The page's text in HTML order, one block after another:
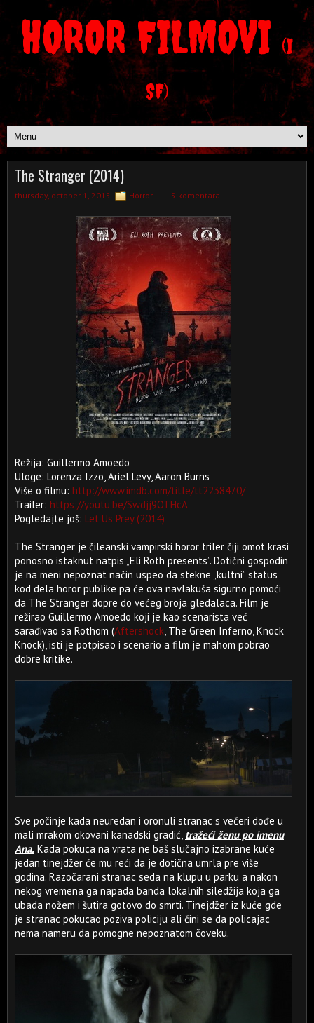
HOROR FILMOVI (I
SF)
The Stranger (2014)
thursday, october 1, 2015 Horror 5 komentara
Režija: Guillermo Amoedo
Uloge: Lorenza Izzo, Ariel Levy, Aaron Burns
Više o filmu: http://www.imdb.com/title/tt2238470/
Trailer: https://youtu.be/Swdjj9OTHcA
Pogledajte još: Let Us Prey (2014)
The Stranger je čileanski vampirski horor triler čiji omot krasi
ponosno istaknut natpis „Eli Roth presents”. Dotični gospodin
je na meni nepoznat način uspeo da stekne „kultni” status
kod dela horor publike pa će ova navlakuša sigurno pomoći
da The Stranger dopre do većeg broja gledalaca. Film je
režirao Guillermo Amoedo koji je kao scenarista već
sarađivao sa Rothom (Aftershock, The Green Inferno, Knock
Knock), isti je potpisao i scenario a film je mahom pobrao
dobre kritike.
Sve počinje kada neuredan i oronuli stranac s večeri dođe u
mali mrakom okovani kanadski gradić, tražeći ženu po imenu
Ana. Kada pokuca na vrata ne baš slučajno izabrane kuće
jedan tinejdžer će mu reći da je dotična umrla pre više
godina. Razočarani stranac seda na klupu u parku a nakon
nekog vremena ga napada banda lokalnih siledžija koja ga
ubada nožem i šutira gotovo do smrti. Tinejdžer iz kuće gde
je stranac pokucao poziva policiju ali čini se da policajac
nema nameru da pomogne nepoznatom čoveku.